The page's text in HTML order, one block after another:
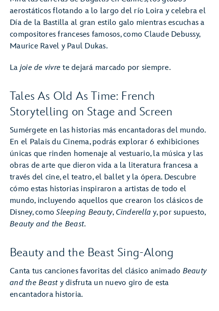
aerostáticos flotando a lo largo del río Loira y celebra el
Día de la Bastilla al gran estilo galo mientras escuchas a
compositores franceses famosos, como Claude Debussy,
Maurice Ravel y Paul Dukas.
La joie de vivre te dejará marcado por siempre.
Tales As Old As Time: French
Storytelling on Stage and Screen
Sumérgete en las historias más encantadoras del mundo.
En el Palais du Cinema, podrás explorar 6 exhibiciones
únicas que rinden homenaje al vestuario, la música y las
obras de arte que dieron vida a la literatura francesa a
través del cine, el teatro, el ballet y la ópera. Descubre
cómo estas historias inspiraron a artistas de todo el
mundo, incluyendo aquellos que crearon los clásicos de
Disney, comoSleeping Beauty, Cinderella y, por supuesto,
Beauty and the Beast.
Beauty and the Beast Sing-Along
Canta tus canciones favoritas del clásico animado Beauty
and the Beast y disfruta un nuevo giro de esta
encantadora historia.